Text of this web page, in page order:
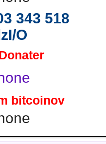
343 518
O
bitcoinov